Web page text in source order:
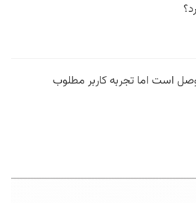
است اما تجربه کاربر مطلوب